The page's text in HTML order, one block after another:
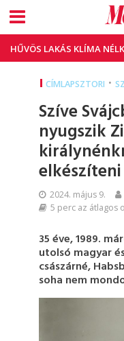
HŰVÖS LAKÁS KLÍMA
CÍMLAPSZTORI •
Szíve
nyugszik
2024. május 9.
5 perc az átlagos
35 éve, 1989.
utolsó magyar
császárné,
soha nem